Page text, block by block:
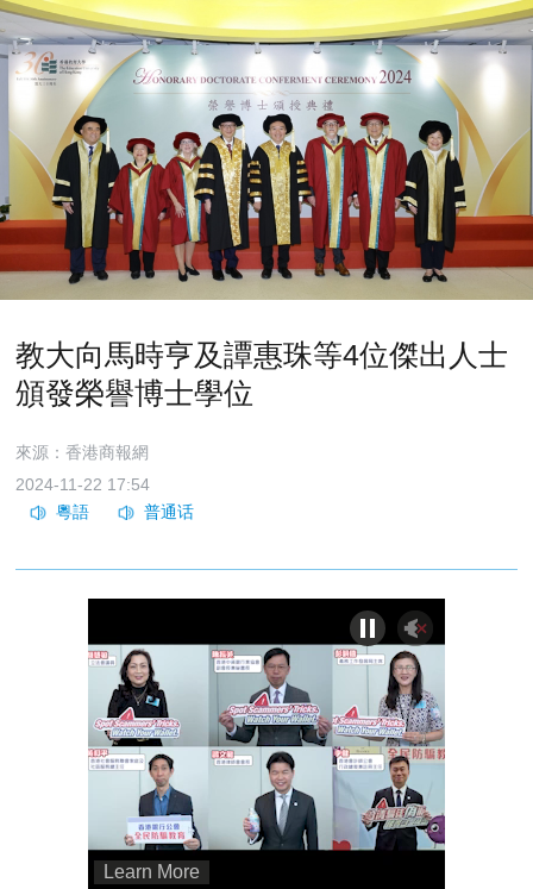
教大向馬時亨及譚惠珠等4位傑出人士
頒發榮譽博士學位
來源：香港商報網
2024-11-22 17:54